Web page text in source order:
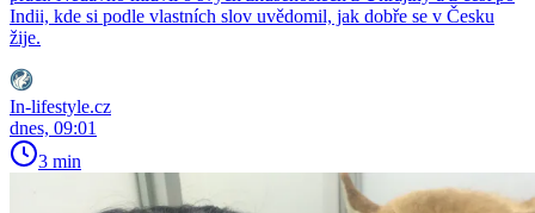
Indii, kde si podle vlastních slov uvědomil, jak dobře se v Česku
žije.
In-lifestyle.cz
dnes, 09:01
3 min